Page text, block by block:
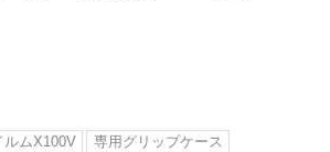
ルムX100V 専用グリップケース